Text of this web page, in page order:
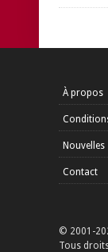
À propos
Nouvelles
Contact
© 2001-
Tous